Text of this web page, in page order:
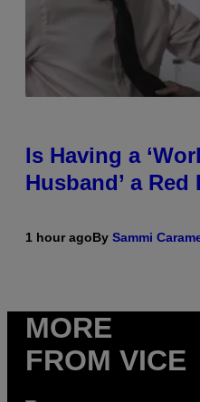
Is Having a
Husband’ a Red
1 hour agoBy Sammi
MORE
FROM VICE